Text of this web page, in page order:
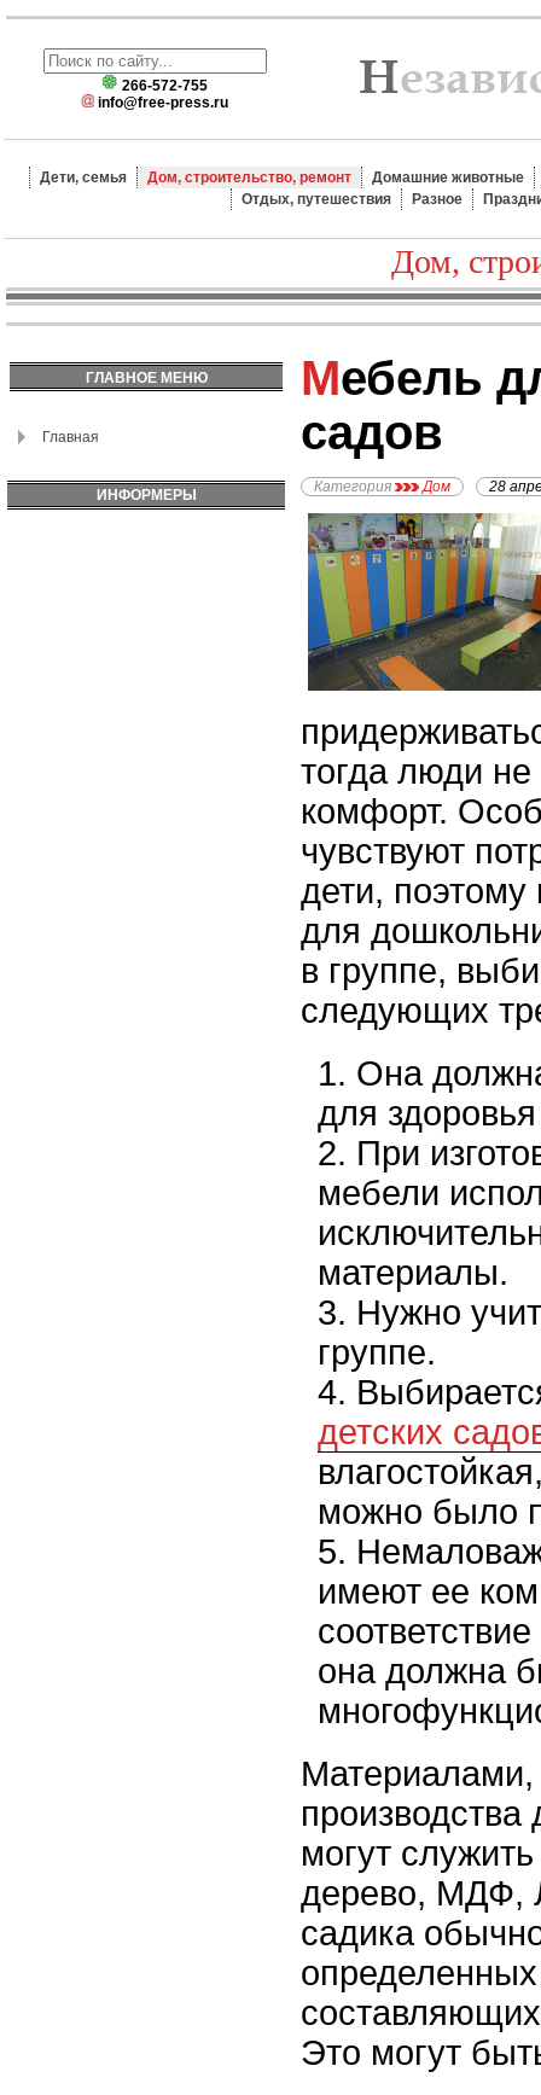
266-572-755
info@free-press.ru
Дети, семья Дом, строительство, ремонт
Домашние животные
Отдых, путешествия
Разное
Дом,
ГЛАВНОЕ МЕНЮ
Главная
ИНФОРМЕРЫ
Мебель для детских
садов
Категория Дом 28
тогда люди
комфорт.
чувствуют
дети,
для
в группе,
следующих
Она
для
При
мебели
материалы.
Нужно
группе.
детских
можно было
имеют ее
она должна
производства
могут
дерево, МДФ,
садика
Это могут